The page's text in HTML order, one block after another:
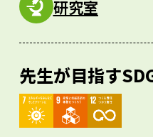
研究室
先生が目指す